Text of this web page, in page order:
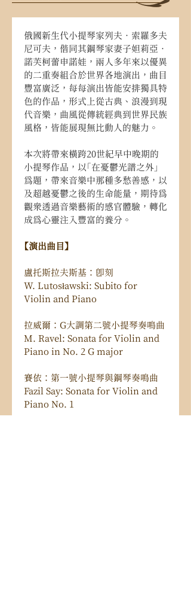
俄國新生代小提琴家列夫．索羅多夫
尼可夫，偕同其鋼琴家妻子妲莉亞．
諾芙柯蕾申諾娃，兩人多年來以優異
的二重奏組合於世界各地演出，曲目
豐富廣泛，每每演出皆能安排獨具特
色的作品，形式上從古典、浪漫到現
代音樂，曲風從傳統經典到世界民族
風格，皆能展現無比動人的魅力。
本次將帶來橫跨20世紀早中晚期的
小提琴作品，以「在憂鬱光譜之外」
為題，帶來音樂中那種多愁善感，以
及超越憂鬱之後的生命能量，期待為
觀眾透過音樂藝術的感官體驗，轉化
成為心靈注入豐富的養分。
【演出曲目】
盧托斯拉夫斯基：即刻
W. Lutosławski: Subito for
Violin and Piano
拉威爾：G大調第二號小提琴奏鳴曲
M. Ravel: Sonata for Violin and
Piano in No. 2 G major
賽依：第一號小提琴與鋼琴奏鳴曲
Fazil Say: Sonata for Violin and
Piano No. 1